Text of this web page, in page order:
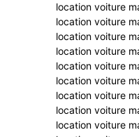
location voiture
location voiture
location voiture
location voiture
location voiture
location voiture
location voiture
location voiture
location voiture